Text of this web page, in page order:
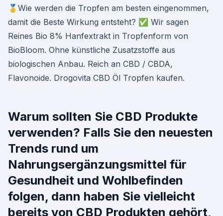
🥇Wie werden die Tropfen am besten eingenommen,
damit die Beste Wirkung entsteht? ✅ Wir sagen
Reines Bio 8% Hanfextrakt in Tropfenform von
BioBloom. Ohne künstliche Zusatzstoffe aus
biologischen Anbau. Reich an CBD / CBDA,
Flavonoide. Drogovita CBD Öl Tropfen kaufen.
Warum sollten Sie CBD Produkte
verwenden? Falls Sie den neuesten
Trends rund um
Nahrungsergänzungsmittel für
Gesundheit und Wohlbefinden
folgen, dann haben Sie vielleicht
bereits von CBD Produkten gehört,